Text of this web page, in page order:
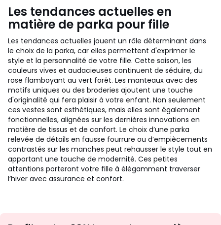
Les tendances actuelles en
matière de parka pour fille
Les tendances actuelles jouent un rôle déterminant dans
le choix de la parka, car elles permettent d'exprimer le
style et la personnalité de votre fille. Cette saison, les
couleurs vives et audacieuses continuent de séduire, du
rose flamboyant au vert forêt. Les manteaux avec des
motifs uniques ou des broderies ajoutent une touche
d'originalité qui fera plaisir à votre enfant. Non seulement
ces vestes sont esthétiques, mais elles sont également
fonctionnelles, alignées sur les dernières innovations en
matière de tissus et de confort. Le choix d’une parka
relevée de détails en fausse fourrure ou d’empiècements
contrastés sur les manches peut rehausser le style tout en
apportant une touche de modernité. Ces petites
attentions porteront votre fille à élégamment traverser
l’hiver avec assurance et confort.